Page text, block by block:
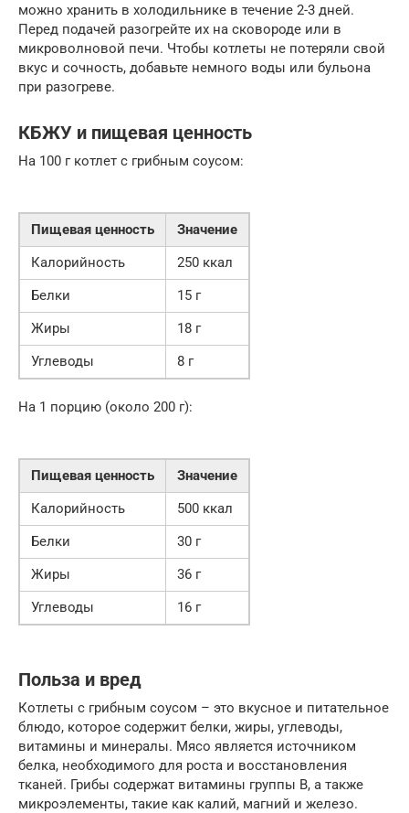
можно хранить в холодильнике в течение 2-3 дней.
Перед подачей разогрейте их на сковороде или в
микроволновой печи. Чтобы котлеты не потеряли свой
вкус и сочность, добавьте немного воды или бульона
при разогреве.
КБЖУ и пищевая ценность
На 100 г котлет с грибным соусом:
Пищевая ценность
Значение
Калорийность
250 ккал
Белки
15 г
Жиры
18 г
Углеводы
8 г
На 1 порцию (около 200 г):
Пищевая ценность
Значение
Калорийность
500 ккал
Белки
30 г
Жиры
36 г
Углеводы
16 г
Польза и вред
Котлеты с грибным соусом – это вкусное и питательное
блюдо, которое содержит белки, жиры, углеводы,
витамины и минералы. Мясо является источником
белка, необходимого для роста и восстановления
тканей. Грибы содержат витамины группы B, а также
микроэлементы, такие как калий, магний и железо.